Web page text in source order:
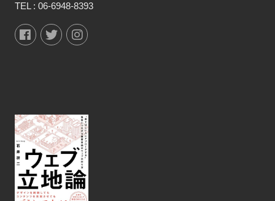
TEL : 06-6948-8393